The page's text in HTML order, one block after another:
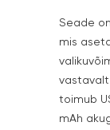
Seade
mis
vastavalt
toimub
mAh